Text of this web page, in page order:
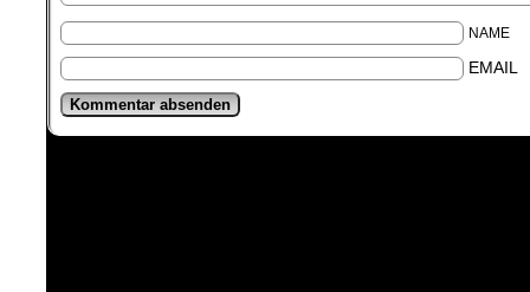
NAME
EMAIL